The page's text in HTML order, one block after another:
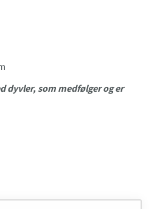
dyvler, som medfølger og er